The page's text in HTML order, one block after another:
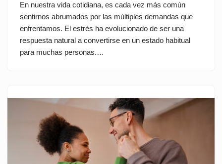
En nuestra vida cotidiana, es cada vez más común
sentirnos abrumados por las múltiples demandas que
enfrentamos. El estrés ha evolucionado de ser una
respuesta natural a convertirse en un estado habitual
para muchas personas.…